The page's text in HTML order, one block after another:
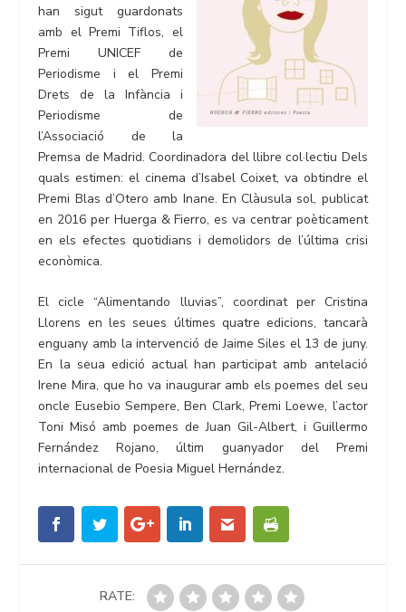
han sigut guardonats
amb el Premi Tiflos, el
Premi UNICEF de
Periodisme i el Premi
Drets de la Infància i
Periodisme de
l’Associació de la
Premsa de Madrid. Coordinadora del llibre col·lectiu Dels
quals estimen: el cinema d’Isabel Coixet, va obtindre el
Premi Blas d’Otero amb Inane. En Clàusula sol, publicat
en 2016 per Huerga & Fierro, es va centrar poèticament
en els efectes quotidians i demolidors de l’última crisi
econòmica.
El cicle “Alimentando lluvias”, coordinat per Cristina
Llorens en les seues últimes quatre edicions, tancarà
enguany amb la intervenció de Jaime Siles el 13 de juny.
En la seua edició actual han participat amb antelació
Irene Mira, que ho va inaugurar amb els poemes del seu
oncle Eusebio Sempere, Ben Clark, Premi Loewe, l’actor
Toni Misó amb poemes de Juan Gil-Albert, i Guillermo
Fernández Rojano, últim guanyador del Premi
internacional de Poesia Miguel Hernández.
RATE: